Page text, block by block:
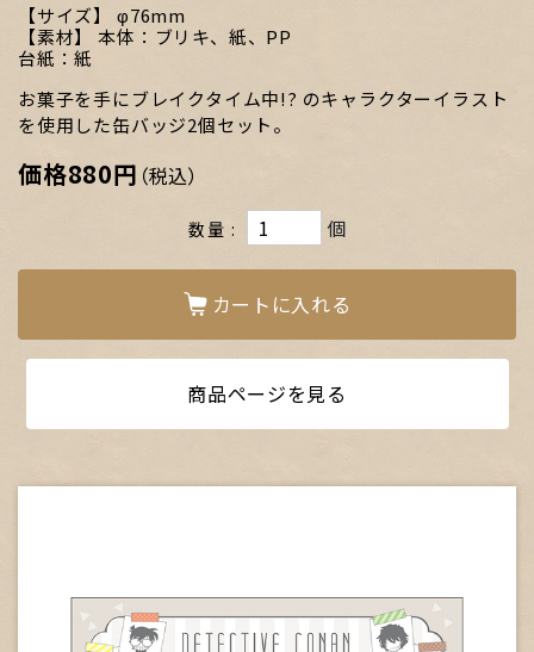
サイズ
φ76mm
素材
本体：ブリキ、紙、PP
台紙：紙
お菓子を手にブレイクタイム中!? のキャラクターイラスト
を使用した缶バッジ2個セット。
価格880円 （税込）
数量 個
カートに入れる
商品ページを見る